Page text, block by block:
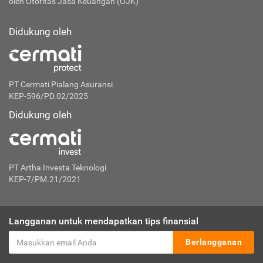
Didukung oleh
PT Cermati Pialang Asuransi
KEP-596/PD.02/2025
Didukung oleh
PT Artha Investa Teknologi
KEP-7/PM.21/2021
Langganan untuk mendapatkan tips finansial
Berlangganan